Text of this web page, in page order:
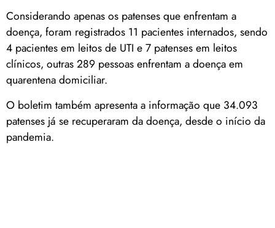
Considerando apenas os patenses que enfrentam a
doença, foram registrados 11 pacientes internados, sendo
4 pacientes em leitos de UTI e 7 patenses em leitos
clínicos, outras 289 pessoas enfrentam a doença em
quarentena domiciliar.
O boletim também apresenta a informação que 34.093
patenses já se recuperaram da doença, desde o início da
pandemia.